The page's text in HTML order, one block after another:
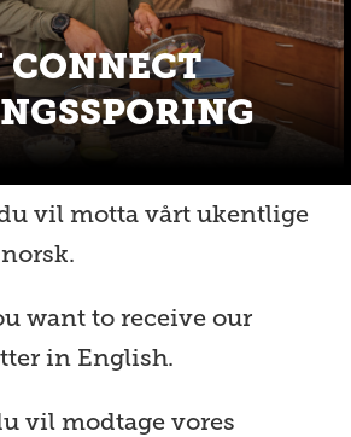
vil motta vårt ukentlige
want to receive our
in English.
vil modtage vores